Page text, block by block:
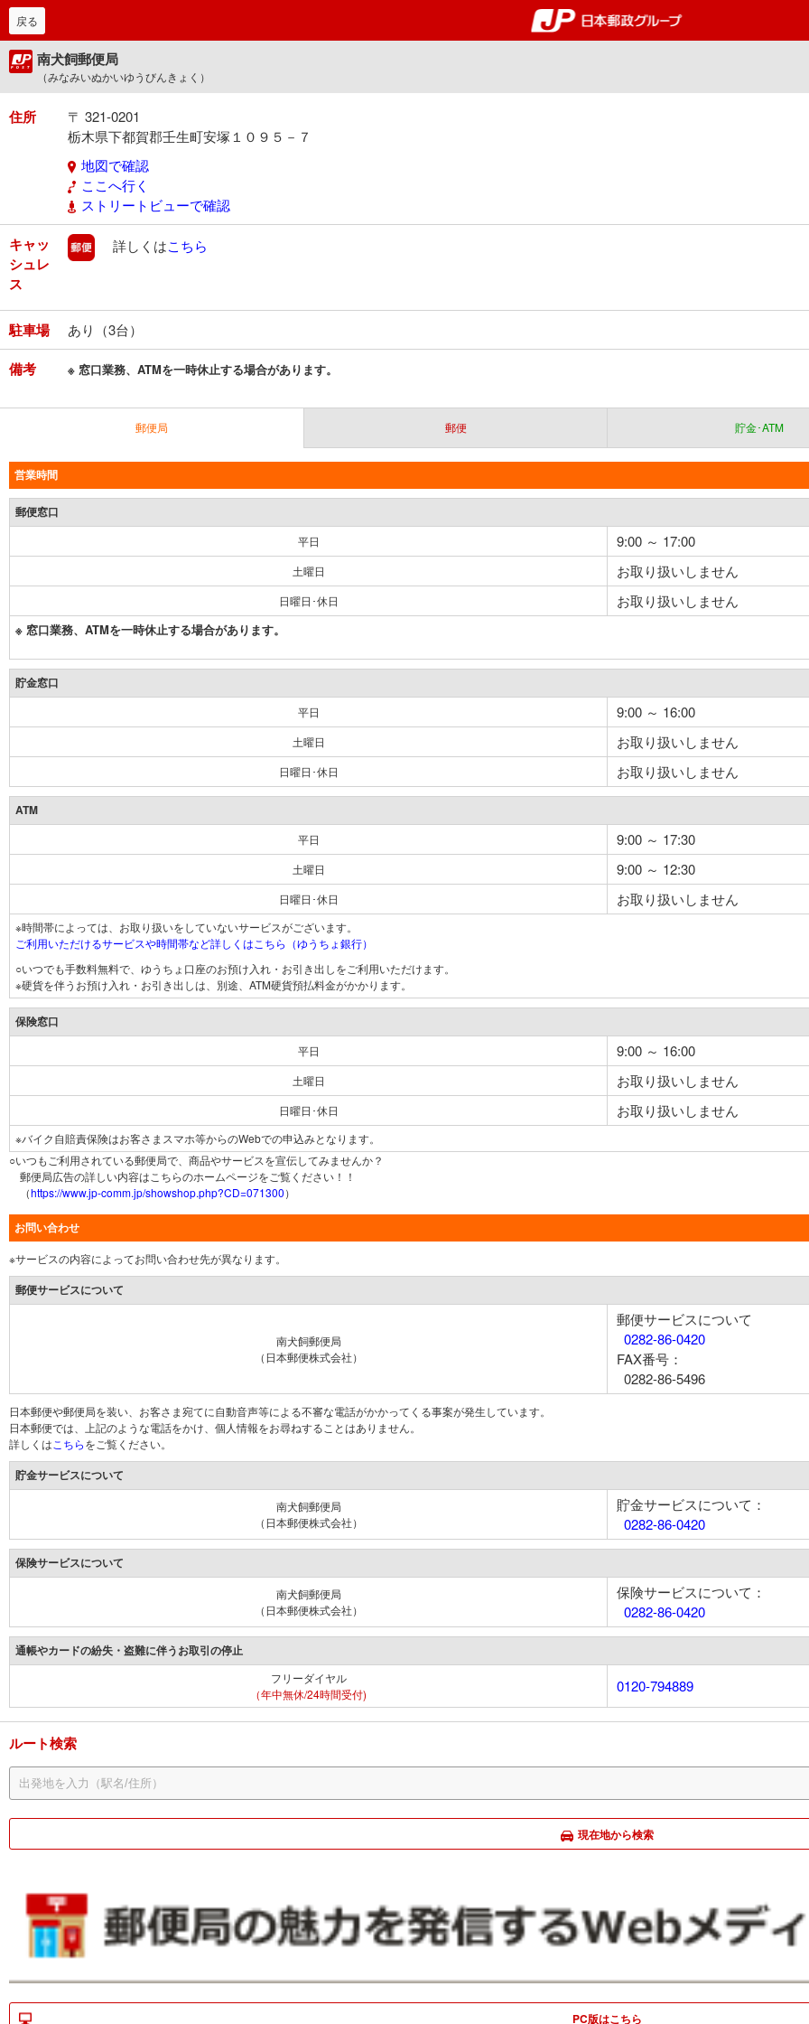
郵便局・日本郵政グルー
戻る
南犬飼郵便局
（みなみいぬかいゆうびんきょく）
住所
〒 321-0201
栃木県下都賀郡壬生町安塚１０９５－７
地図で確認
ここへ行く
ストリートビューで確認
キャッ
シュレ
ス
郵便
詳しくはこちら
駐車場 あり（3台）
備考 ※ 窓口業務、ATMを一時休止する場合があります。
郵便局 郵便 貯金･ATM
営業時間
郵便窓口
平日 9:00 ～ 17:00
土曜日 お取り扱いしません
日曜日･休日 お取り扱いしません
※ 窓口業務、ATMを一時休止する場合があります。
貯金窓口
平日 9:00 ～ 16:00
土曜日 お取り扱いしません
日曜日･休日 お取り扱いしません
ATM
平日 9:00 ～ 17:30
土曜日 9:00 ～ 12:30
日曜日･休日 お取り扱いしません
※時間帯によっては、お取り扱いをしていないサービスがございます。
ご利用いただけるサービスや時間帯など詳しくはこちら（ゆうちょ銀行）
○いつでも手数料無料で、ゆうちょ口座のお預け入れ・お引き出しをご利用いただけます。
※硬貨を伴うお預け入れ・お引き出しは、別途、ATM硬貨預払料金がかかります。
保険窓口
平日 9:00 ～ 16:00
土曜日 お取り扱いしません
日曜日･休日 お取り扱いしません
※バイク自賠責保険はお客さまスマホ等からのWebでの申込みとなります。
○いつもご利用されている郵便局で、商品やサービスを宣伝してみませんか？
郵便局広告の詳しい内容はこちらのホームページをご覧ください！！
（https://www.jp-comm.jp/showshop.php?CD=071300）
お問い合わせ
※サービスの内容によってお問い合わせ先が異なります。
郵便サービスについて
南犬飼郵便局
（日本郵便株式会社）
郵便サービスについて
0282-86-0420
FAX番号：
0282-86-5496
日本郵便や郵便局を装い、お客さま宛てに自動音声等による不審な電話がかかってくる事案が発生しています。
日本郵便では、上記のような電話をかけ、個人情報をお尋ねすることはありません。
詳しくは こちらをご覧ください。
貯金サービスについて
南犬飼郵便局
（日本郵便株式会社）
貯金サービスについて：
0282-86-0420
保険サービスについて
南犬飼郵便局
（日本郵便株式会社）
保険サービスについて：
0282-86-0420
通帳やカードの紛失・盗難に伴うお取引の停止
フリーダイヤル
（年中無休/24時間受付)
0120-794889
ルート検索
現在地から検索
PC版はこちら